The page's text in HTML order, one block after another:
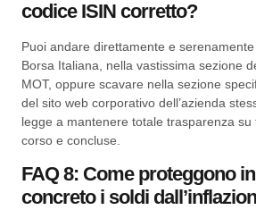
codice ISIN corretto?
Puoi andare direttamente e
Borsa Italiana, nella vastissima sezione
MOT, oppure scavare nella sezione
del sito web corporativo dell’azienda
legge a mantenere totale trasparenza su
corso e concluse.
FAQ 8: Come proteggono
concreto i soldi